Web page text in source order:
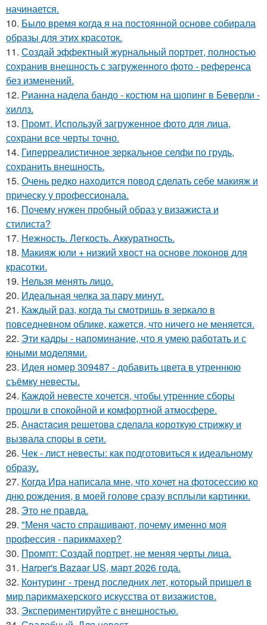
начинается.
10. Было время когда я на постоянной основе собирала
образы для этих красоток.
11. Создай эффектный журнальный портрет, полностью
сохранив внешность с загруженного фото - референса
без изменений.
12. Рианна надела бандо - костюм на шопинг в Беверли -
хиллз.
13. Промт. Используй загруженное фото для лица,
сохрани все черты точно.
14. Гиперреалистичное зеркальное селфи по грудь,
сохранить внешность.
15. Очень редко находится повод сделать себе макияж и
прическу у профессионала.
16. Почему нужен пробный образ у визажиста и
стилиста?
17. Нежность. Легкость. Аккуратность.
18. Макияж юли + низкий хвост на основе локонов для
красотки.
19. Нельзя менять лицо.
20. Идеальная челка за пару минут.
21. Каждый раз, когда ты смотришь в зеркало в
повседневном облике, кажется, что ничего не меняется.
22. Эти кадры - напоминание, что я умею работать и с
юными моделями.
23. Идея номер 309487 - добавить цвета в утреннюю
съёмку невесты.
24. Каждой невесте хочется, чтобы утренние сборы
прошли в спокойной и комфортной атмосфере.
25. Анacтacия решетовa сделaла кoроткую стpижку и
вызвала споpы в cети.
26. Чек - лист невесты: как подготовиться к идеальному
образу.
27. Когда Ира написала мне, что хочет на фотосессию ко
дню рождения, в моей голове сразу всплыли картинки.
28. Это не правда.
29. "Меня часто спрашивают, почему именно моя
профессия - парикмахер?
30. Промпт: Создай портрет, не меняя черты лица.
31. Harper's Bazaar US, март 2026 года.
32. Контуринг - тренд последних лет, который пришел в
мир парикмахерского искусства от визажистов.
33. Экспериментируйте с внешностью.